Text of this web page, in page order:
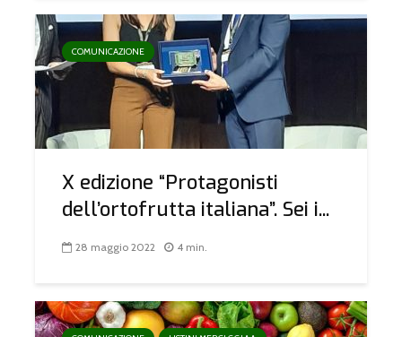
COMUNICAZIONE
X edizione “Protagonisti
dell’ortofrutta italiana”. Sei i...
28 maggio 2022 4 min.